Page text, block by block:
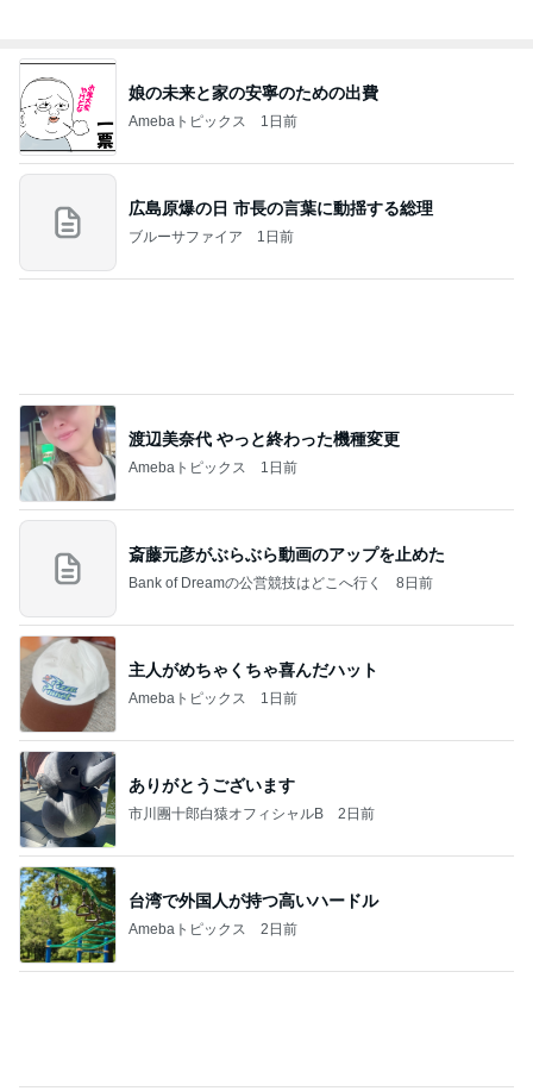
娘の未来と家の安寧のための出費
Amebaトピックス 1日前
広島原爆の日 市長の言葉に動揺する総理
ブルーサファイア 1日前
渡辺美奈代 やっと終わった機種変更
Amebaトピックス 1日前
斎藤元彦がぶらぶら動画のアップを止めた
Bank of Dreamの公営競技はどこへ行く 8日前
主人がめちゃくちゃ喜んだハット
Amebaトピックス 1日前
ありがとうございます
市川團十郎白猿オフィシャルB 2日前
台湾で外国人が持つ高いハードル
Amebaトピックス 2日前